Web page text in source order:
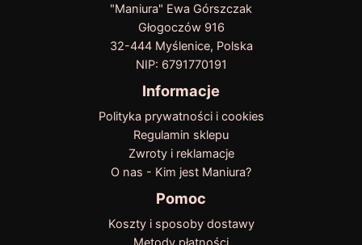
"Maniura" Ewa Górszczak
Głogoczów 916
32-444 Myślenice, Polska
NIP: 6791770191
Informacje
Polityka prywatności i cookies
Regulamin sklepu
Zwroty i reklamacje
O nas - Kim jest Maniura?
Pomoc
Koszty i sposoby dostawy